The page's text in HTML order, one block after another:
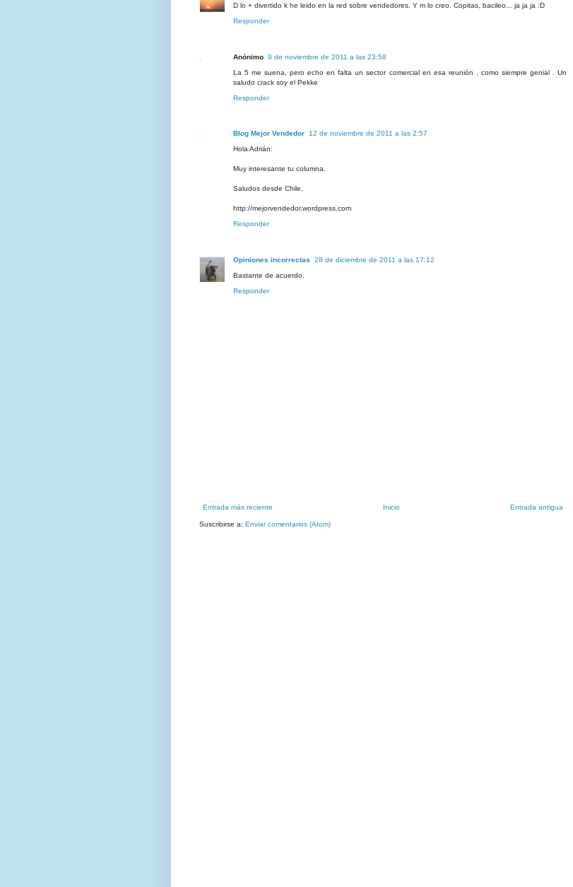
D lo + divertido k he leido en la red sobre vendedores. Y m lo creo. Copitas, bacileo... ja ja ja :D
Responder
Anónimo 9 de noviembre de 2011 a las 23:58
La 5 me suena, pero echo en falta un sector comercial en esa reunión , como siempre genial . Un
saludo crack soy el Pekke
Responder
Blog Mejor Vendedor
12 de noviembre de 2011 a las 2:57
Hola Adrián:
Muy interesante tu columna.
Saludos desde Chile.
http://mejorvendedor.wordpress.com
Responder
Opiniones incorrectas
28 de diciembre de 2011 a las 17:12
Bastante de acuerdo.
Responder
Entrada más reciente Entrada antigua
Inicio
Suscribirse a: Enviar comentarios (Atom)